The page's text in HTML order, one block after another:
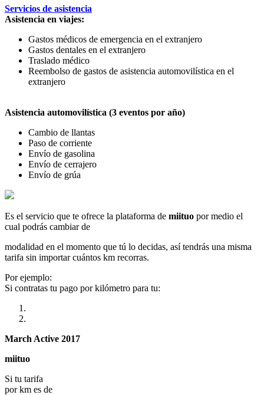
Servicios de asistencia
Asistencia en viajes:
Gastos médicos de emergencia en el extranjero
Gastos dentales en el extranjero
Traslado médico
Reembolso de gastos de asistencia automovilística en el
extranjero
Asistencia automovilística (3 eventos por año)
Cambio de llantas
Paso de corriente
Envío de gasolina
Envío de cerrajero
Envío de grúa
Es el servicio que te ofrece la plataforma de miituo por medio el
cual podrás cambiar de
modalidad en el momento que tú lo decidas, así tendrás una misma
tarifa sin importar cuántos km recorras.
Por ejemplo:
Si contratas tu pago por kilómetro para tu:
March Active 2017
miituo
Si tu tarifa
por km es de